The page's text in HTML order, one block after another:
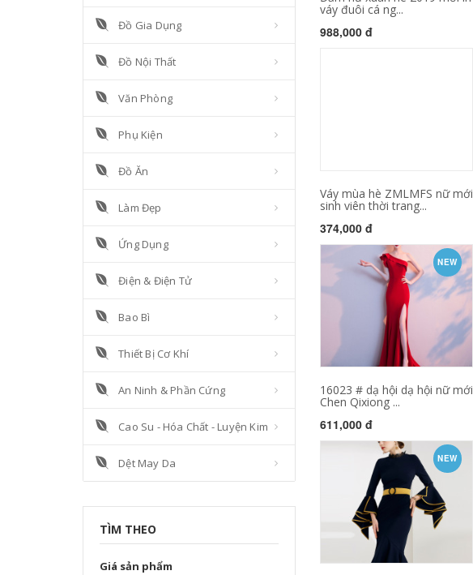
Đồ Gia Dụng
Đồ Nội Thất
Văn Phòng
Phụ Kiện
Đồ Ăn
Làm Đẹp
Ứng Dụng
Điện & Điện Tử
Bao Bì
Thiết Bị Cơ Khí
An Ninh & Phần Cứng
Cao Su - Hóa Chất - Luyện Kim
Dệt May Da
TÌM THEO
Giá sản phẩm
váy đuôi cá ng...
988,000 đ
Váy mùa hè ZMLMFS nữ mới
sinh viên thời trang...
374,000 đ
NEW
16023 # dạ hội dạ hội nữ mới
Chen Qixiong ...
611,000 đ
NEW